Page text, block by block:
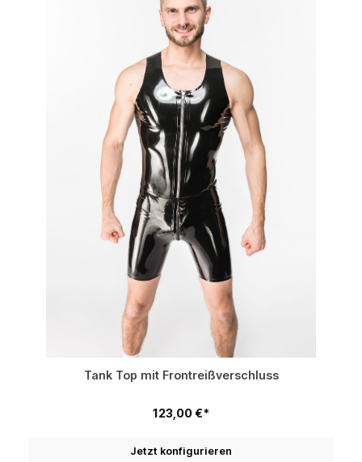
Tank Top mit Frontreißverschluss
123,00 €*
Jetzt konfigurieren